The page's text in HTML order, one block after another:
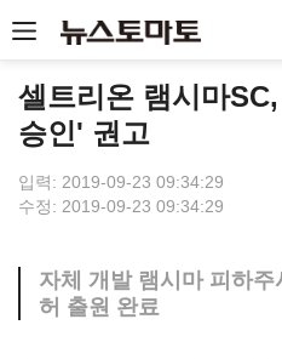
셀트리온 램시마
승인' 권고
입력: 2019-09-23 09:34:29
수정: 2019-09-23 09:34:29
자체 개발 램시마 피하
허 출원 완료